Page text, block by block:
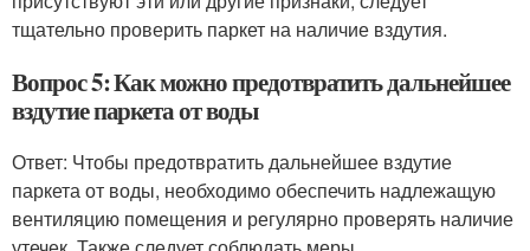
тщательно проверить паркет на наличие вздутия.
Вопрос 5: Как можно предотвратить дальнейшее
вздутие паркета от воды
Ответ: Чтобы предотвратить дальнейшее вздутие
паркета от воды, необходимо обеспечить надлежащую
вентиляцию помещения и регулярно проверять наличие